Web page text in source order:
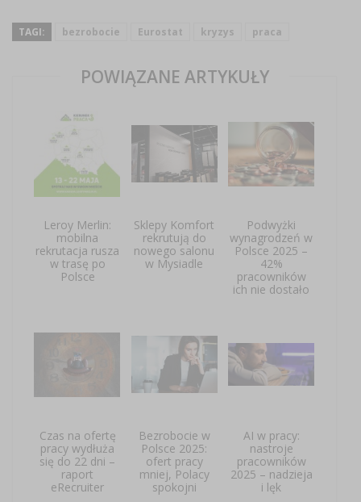
TAGI: bezrobocie Eurostat kryzys praca
POWIĄZANE ARTYKUŁY
Leroy Merlin:
mobilna
rekrutacja rusza
w trasę po
Polsce
Sklepy Komfort
rekrutują do
nowego salonu
w Mysiadle
Podwyżki
wynagrodzeń w
Polsce 2025 –
42%
pracowników
ich nie dostało
Czas na ofertę
pracy wydłuża
się do 22 dni –
raport
eRecruiter
Bezrobocie w
Polsce 2025:
ofert pracy
mniej, Polacy
spokojni
AI w pracy:
nastroje
pracowników
2025 – nadzieja
i lęk